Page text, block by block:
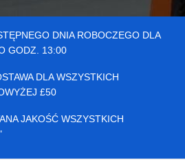
DNIA ROBOCZEGO DLA
GODZ. 13:00
DLA WSZYSTKICH
£50
JAKOŚĆ WSZYSTKICH